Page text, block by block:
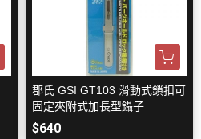
郡氏 GSI GT103 滑動式鎖扣可
固定夾附式加長型鑷子
$640